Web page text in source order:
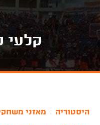
קלעי
היסטוריה מאזני